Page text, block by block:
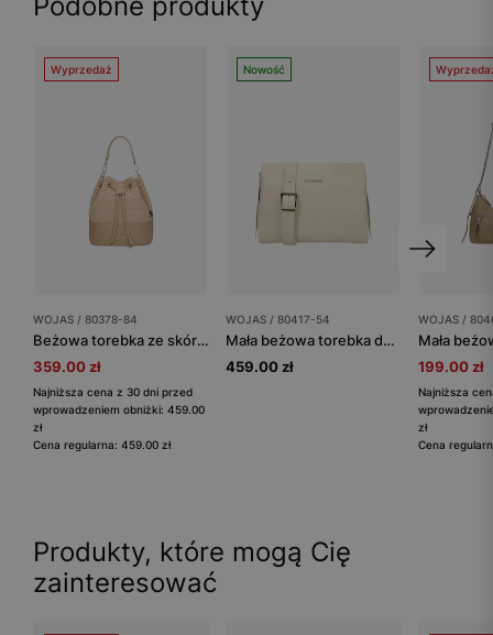
Wyprzedaż
WOJAS / 80378-84
Beżowa torebka ze skóry licowej i plecionej rafii
359.00 zł
Najniższa cena z 30 dni przed
wprowadzeniem obniżki: 459.00
zł
Cena regularna: 459.00 zł
Nowość
WOJAS / 80417-54
Mała beżowa torebka damska ze skóry licowej
459.00 zł
WOJAS /
199.00 zł
Najniższa
zł
Cena
Produkty, które mogą Cię
zainteresować